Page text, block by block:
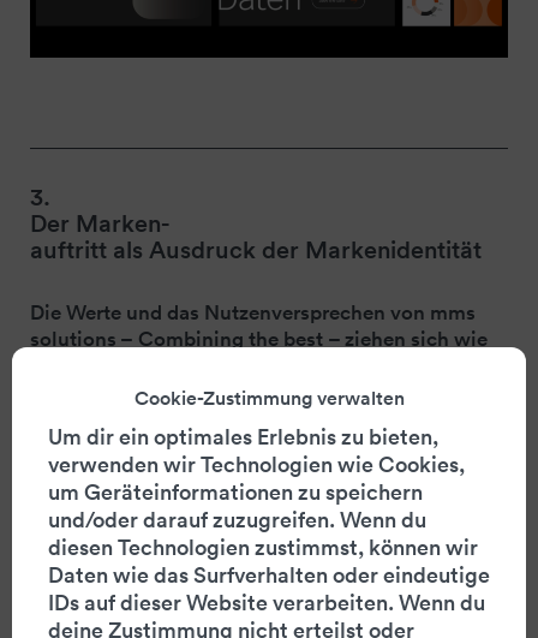
3.
Der Marken-
auftritt als Ausdruck der Markenidentität
Die Werte und das Nutzenversprechen von mms
solutions – Combining the best – ziehen sich wie
Combining the bestvermittelt den
spezifischen Nutzen der mms Systeme, Finanz- und
ESG-Berichte auf den mms Plattformen
regelkonform, revisionssicher und visuell
überzeugend zu publizieren.
Efficient. Secure.
Cookie-Zustimmung verwalten
Um dir ein optimales Erlebnis zu bieten,
verwenden wir Technologien wie Cookies,
um Geräteinformationen zu speichern
und/oder darauf zuzugreifen. Wenn du
diesen Technologien zustimmst, können wir
Daten wie das Surfverhalten oder eindeutige
IDs auf dieser Website verarbeiten. Wenn du
deine Zustimmung nicht erteilst oder